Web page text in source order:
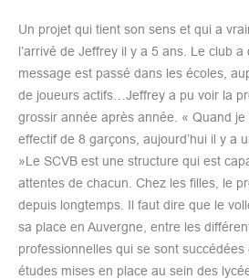
Un projet qui tient son sens et qui a
l’arrivé de Jeffrey il y a 5 ans. Le club
message est passé dans les écoles,
de joueurs actifs…Jeffrey a pu voir la
grossir année après année. « Quand
effectif de 8 garçons, aujourd’hui il y a
»Le SCVB est une structure qui est
attentes de chacun. Chez les filles, le
depuis longtemps. Il faut dire que le
sa place en Auvergne, entre les
professionnelles qui se sont
études mises en place au sein des